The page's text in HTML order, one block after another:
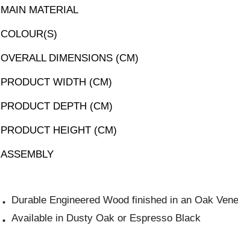
MAIN MATERIAL
COLOUR(S)
OVERALL DIMENSIONS (CM)
PRODUCT WIDTH (CM)
PRODUCT DEPTH (CM)
PRODUCT HEIGHT (CM)
ASSEMBLY
Durable Engineered Wood finished in an Oak
Available in Dusty Oak or Espresso Black